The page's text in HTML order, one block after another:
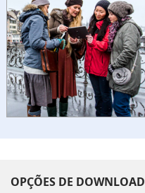
OPÇÕES DE DOWNLOAD